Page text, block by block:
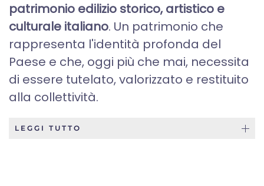
patrimonio edilizio storico, artistico e
culturale italiano. Un patrimonio che
rappresenta l'identità profonda del
Paese e che, oggi più che mai, necessita
di essere tutelato, valorizzato e restituito
alla collettività.
LEGGI TUTTO